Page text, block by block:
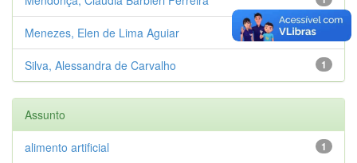
Menezes, Elen de Lima Aguiar
1
Silva, Alessandra de Carvalho
Assunto
1
alimento artificial